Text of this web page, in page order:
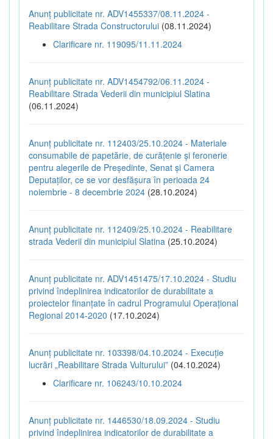
Anunț publicitate nr. ADV1455337/08.11.2024 -
Reabilitare Strada Constructorului (08.11.2024)
Clarificare nr. 119095/11.11.2024
Anunț publicitate nr. ADV1454792/06.11.2024 -
Reabilitare Strada Vederii din municipiul Slatina
(06.11.2024)
Anunț publicitate nr. 112403/25.10.2024 - Materiale
consumabile de papetărie, de curățenie și feronerie
pentru alegerile de Președinte, Senat și Camera
Deputaților, ce se vor desfășura în perioada 24
noiembrie - 8 decembrie 2024 (28.10.2024)
Anunț publicitate nr. 112409/25.10.2024 - Reabilitare
strada Vederii din municipiul Slatina (25.10.2024)
Anunț publicitate nr. ADV1451475/17.10.2024 - Studiu
privind îndeplinirea indicatorilor de durabilitate a
proiectelor finanțate în cadrul Programului Operațional
Regional 2014-2020 (17.10.2024)
Anunț publicitate nr. 103398/04.10.2024 - Execuție
lucrări „Reabilitare Strada Vulturului” (04.10.2024)
Clarificare nr. 106243/10.10.2024
Anunț publicitate nr. 1446530/18.09.2024 - Studiu
privind îndeplinirea indicatorilor de durabilitate a